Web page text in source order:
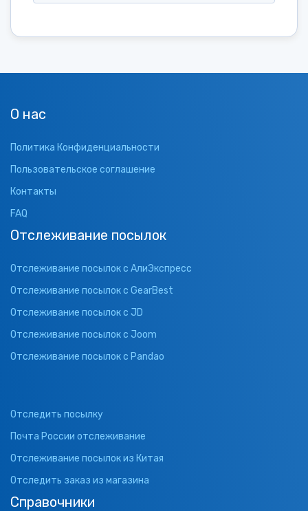
О нас
Политика Конфиденциальности
Пользовательское соглашение
Контакты
FAQ
Отслеживание посылок
Отслеживание посылок с АлиЭкспресс
Отслеживание посылок с GearBest
Отслеживание посылок с JD
Отслеживание посылок с Joom
Отслеживание посылок с Pandao
Отследить посылку
Почта России отслеживание
Отслеживание посылок из Китая
Отследить заказ из магазина
Справочники